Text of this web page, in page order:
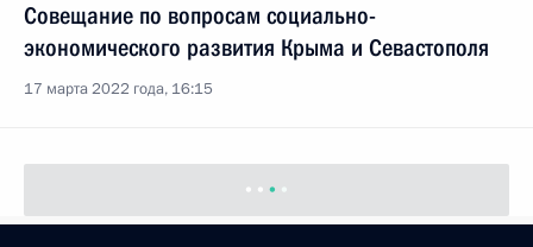
Совещание по вопросам социально-
экономического развития Крыма и Севастополя
17 марта 2022 года, 16:15